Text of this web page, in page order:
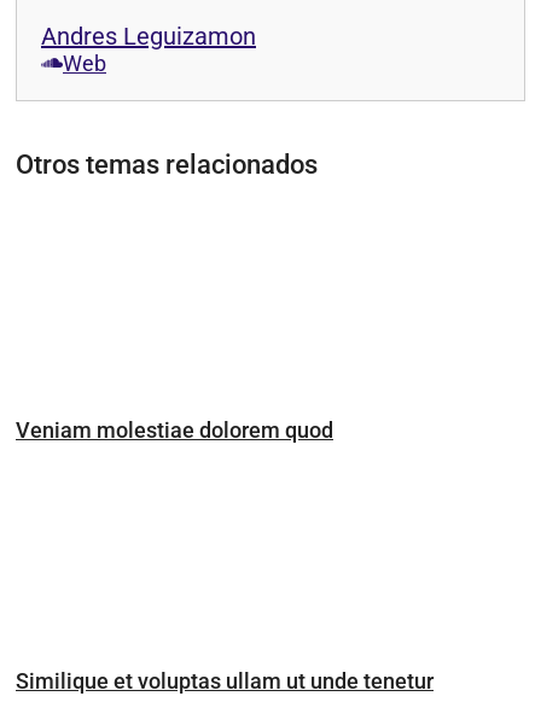
Andres Leguizamon
Web
Otros temas relacionados
Veniam molestiae dolorem quod
Similique et voluptas ullam ut unde tenetur